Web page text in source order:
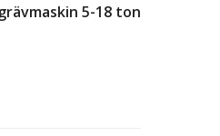
5-18 ton